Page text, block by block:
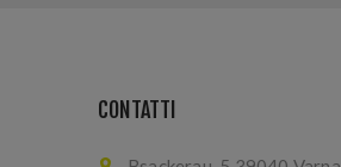
CONTATTI